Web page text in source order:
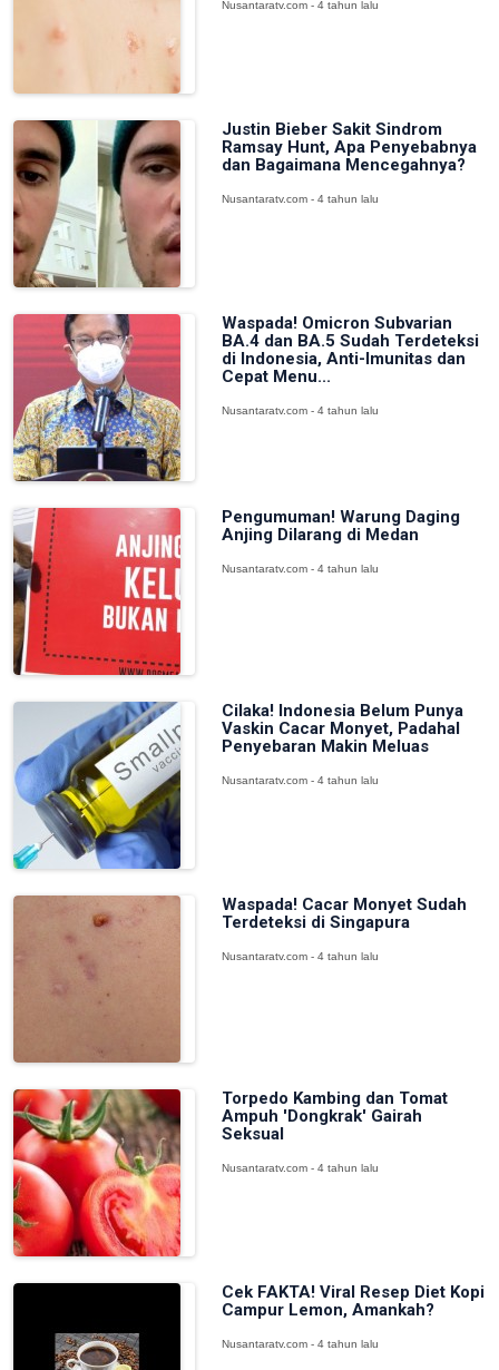
Nusantaratv.com - 4 tahun lalu
Justin Bieber Sakit Sindrom
Ramsay Hunt, Apa Penyebabnya
dan Bagaimana Mencegahnya?
Nusantaratv.com - 4 tahun lalu
Waspada! Omicron Subvarian
BA.4 dan BA.5 Sudah Terdeteksi
di Indonesia, Anti-Imunitas dan
Cepat Menu...
Nusantaratv.com - 4 tahun lalu
Pengumuman! Warung Daging
Anjing Dilarang di Medan
Nusantaratv.com - 4 tahun lalu
Cilaka! Indonesia Belum Punya
Vaskin Cacar Monyet, Padahal
Penyebaran Makin Meluas
Nusantaratv.com - 4 tahun lalu
Waspada! Cacar Monyet Sudah
Terdeteksi di Singapura
Nusantaratv.com - 4 tahun lalu
Torpedo Kambing dan Tomat
Ampuh 'Dongkrak' Gairah
Seksual
Nusantaratv.com - 4 tahun lalu
Cek FAKTA! Viral Resep Diet Kopi
Campur Lemon, Amankah?
Nusantaratv.com - 4 tahun lalu